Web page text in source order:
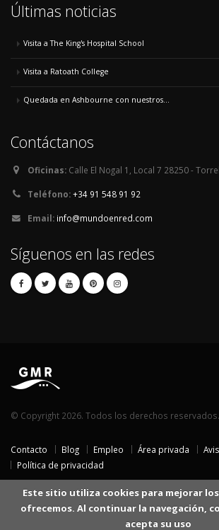
Últimas noticias
Visita a The King's Hospital School
Visita a Ratoath College
Quedada en Ashbourne con nuestros...
Contáctanos
Oficinas: Calle El Nogal 1, Local 7 28250 -
Teléfono:+34 91 548 91 92
Email: info@mundoenred.com
Síguenos en las redes
© Copyright 2026. Todos los derechos reservados.
Contacto Blog Empleo Área privada
Política de privacidad
Este sitio utiliza cookies para mejorar
ofrecemos. Al continuar la navegación,
acepta su uso